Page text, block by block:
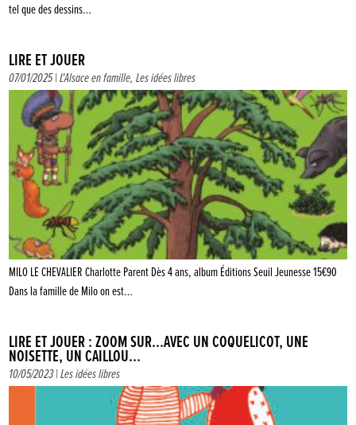
tel que des dessins…
LIRE ET JOUER
07/01/2025 |L'Alsace en famille,Les idées libres
MILO LE CHEVALIER Charlotte Parent Dès 4 ans, album Éditions Seuil Jeunesse 15€90
Dans la famille de Milo on est…
LIRE ET JOUER : ZOOM SUR…AVEC UN COQUELICOT, UNE
NOISETTE, UN CAILLOU…
10/05/2023 |Les idées libres